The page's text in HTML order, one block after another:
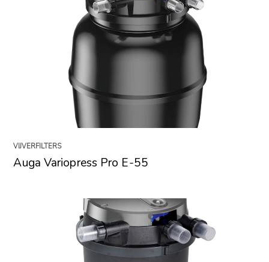
VIJVERFILTERS
Auga Variopress Pro E-55